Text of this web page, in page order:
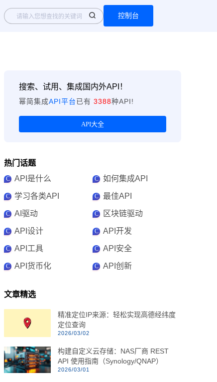
控制台
搜索、试用、集成国内外API！
幂简集成API平台已有 3388种API!
API大全
热门话题
C API是什么 C 如何集成API
C 学习各类API C 最佳API
C AI驱动 C 区块链驱动
C API设计 C API开发
C API工具 C API安全
C API货币化 C API创新
文章精选
精准定位IP来源：轻松实现高德经纬度
定位查询
2026/03/02
构建自定义云存储：NAS厂商 REST
API 使用指南（Synology/QNAP）
2026/03/01